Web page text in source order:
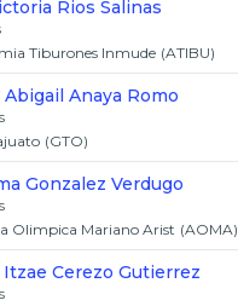
Rios Salinas
Tiburones Inmude (ATIBU)
Abigail Anaya Romo
(GTO)
Gonzalez Verdugo
Olimpica Mariano Arist (AOMA)
Itzae Cerezo Gutierrez